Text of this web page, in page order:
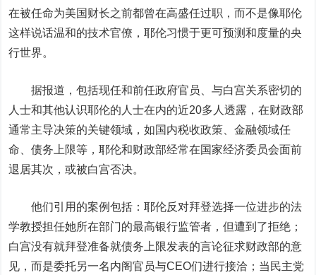
在被任命为美国财长之前都曾在高盛任过职，而不是像耶伦
这样说话温和的技术官僚，耶伦习惯于更可预测和度量的央
行世界。
据报道，包括现任和前任政府官员、与白宫关系密切的
人士和其他认识耶伦的人士在内的近20多人透露，在财政部
通常主导决策的关键领域，如国内税收政策、金融领域任
命、债务上限等，耶伦和财政部经常在国家经济委员会面前
退居其次，或被白宫否决。
他们引用的案例包括：耶伦反对拜登选择一位进步的法
学教授担任她所在部门的最高银行监管者，但遭到了拒绝；
白宫没有就拜登准备就债务上限发表的言论征求财政部的意
见，而是委托另一名内阁官员与CEO们进行接洽 ；当民主党